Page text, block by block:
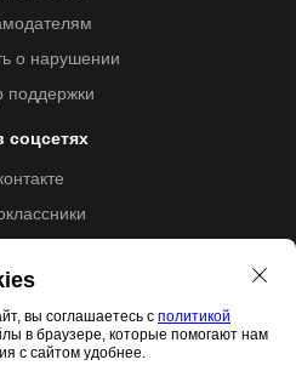
о нарушении
поддержки
соцсетях
№5257 от 09.09.2020 (Л035-
вы соглашаетесь с политикой
в браузере, которые помогают нам
с сайтом удобнее.